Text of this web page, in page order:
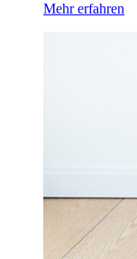
Mehr erfahren